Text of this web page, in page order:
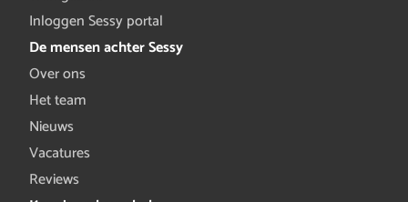
Inloggen Sessy portal
De mensen achter Sessy
Over ons
Het team
Nieuws
Vacatures
Reviews